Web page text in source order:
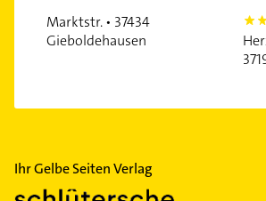
Marktstr. • 37434
Gieboldehausen
5
Ihr Gelbe Seiten Verlag